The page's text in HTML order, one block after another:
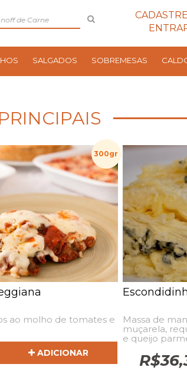
SALGADOS SOBREMESAS
300gr
ao molho de tomates e
ADICIONAR
Massa de
muçarela,
e queijo
R$